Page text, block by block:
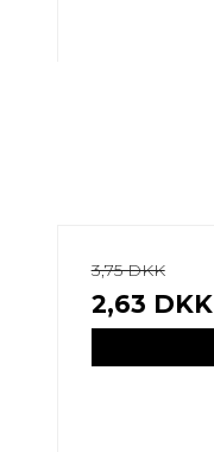
3,75 DKK
2,63 DKK